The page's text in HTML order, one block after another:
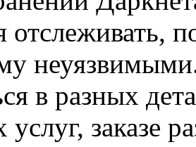
отслеживать,
в разных
услуг, заказе